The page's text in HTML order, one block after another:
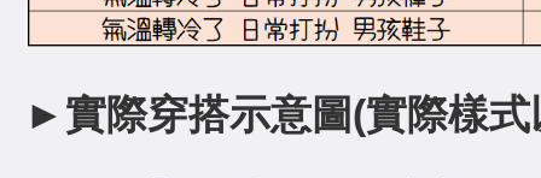
►實際穿搭示意圖(實際樣